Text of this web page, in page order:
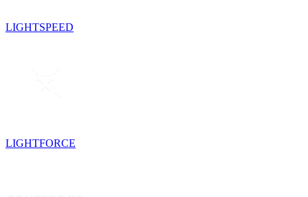
LIGHTSPEED
LIGHTFORCE